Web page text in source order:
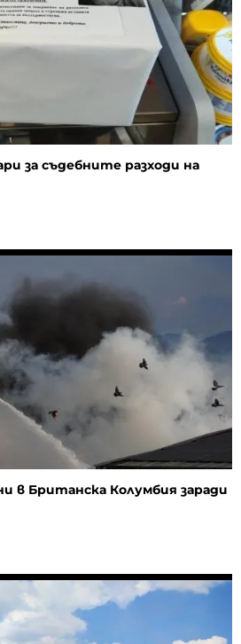
за съдебните разходи на
в Британска Колумбия заради